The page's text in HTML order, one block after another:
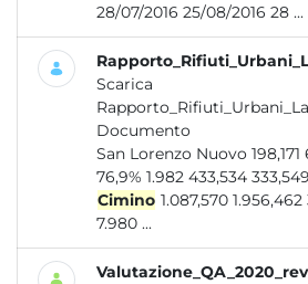
28/07/2016 25/08/2016 28 ...
Scarica
Documento
San Lorenzo Nuovo 198,171 661,094 859,265
76,9% 1.982 433,534 333,549
Cimino 1.087,570 1.956,462 3.044,032 64,3%
7.980 ...